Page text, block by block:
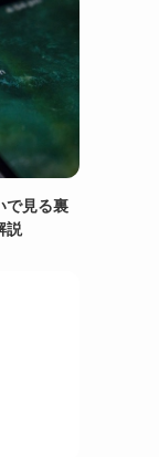
で見る裏
説